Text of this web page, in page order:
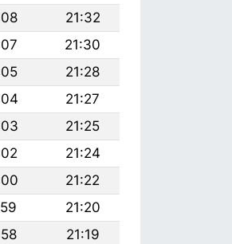
21:32
21:30
21:28
21:27
21:25
21:24
21:22
21:20
21:19